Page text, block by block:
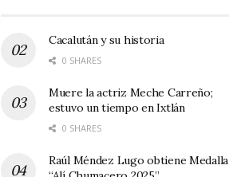
Cacalután y su historia
0 SHARES
Muere la actriz Meche Carreño;
estuvo un tiempo en Ixtlán
0 SHARES
Raúl Méndez Lugo obtiene Medalla